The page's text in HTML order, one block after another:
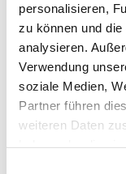
personalisieren,
zu können und
analysieren.
Verwendung
soziale Medien,
Partner führen
weiteren Daten
Kategorien
Allgemein
Envestor